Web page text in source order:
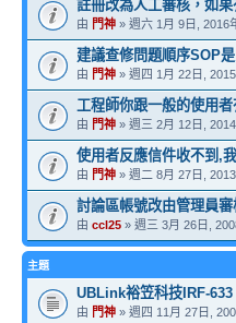
註冊改為人工審核，如
由 門神 » 週六 1月 9日, 2016
建議查修問題順序SOP是
由 門神 » 週四 1月 22日,
工程師你跟一般的使用者
由 門神 » 週三 2月 12日,
使用者反應信件收不到,
由 門神 » 週二 8月 27日,
討論區帳號改由管理員審
由 ccl25 » 週三 3月 26日,
主題
UBLink裕笠科技IRF-
由 門神 » 週四 11月 27日,